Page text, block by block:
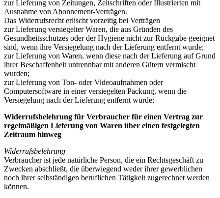
zur Lieferung von Zeitungen, Zeitschriften oder Illustrierten mit
Ausnahme von Abonnement-Verträgen.
Das Widerrufsrecht erlischt vorzeitig bei Verträgen
zur Lieferung versiegelter Waren, die aus Gründen des
Gesundheitsschutzes oder der Hygiene nicht zur Rückgabe geeignet
sind, wenn ihre Versiegelung nach der Lieferung entfernt wurde;
zur Lieferung von Waren, wenn diese nach der Lieferung auf Grund
ihrer Beschaffenheit untrennbar mit anderen Gütern vermischt
wurden;
zur Lieferung von Ton- oder Videoaufnahmen oder
Computersoftware in einer versiegelten Packung, wenn die
Versiegelung nach der Lieferung entfernt wurde;
Widerrufsbelehrung für Verbraucher für einen Vertrag zur
regelmäßigen Lieferung von Waren über einen festgelegten
Zeitraum hinweg
Widerrufsbelehrung
Verbraucher ist jede natürliche Person, die ein Rechtsgeschäft zu
Zwecken abschließt, die überwiegend weder ihrer gewerblichen
noch ihrer selbständigen beruflichen Tätigkeit zugerechnet werden
können.